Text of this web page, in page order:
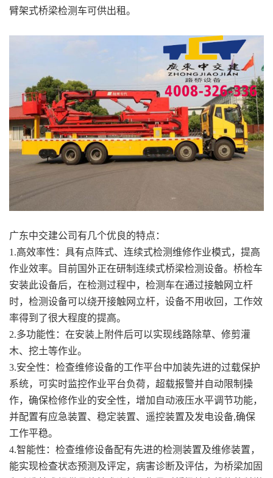
臂架式桥梁检测车可供出租。
广东中交建公司有几个优良的特点：
1.高效率性：具有点阵式、连续式检测维修作业模式，提高
作业效率。目前国外正在研制连续式桥梁检测设备。桥检车
安装此设备后，在检测过程中，检测车在通过接触网立杆
时，检测设备可以绕开接触网立杆，设备不用收回，工作效
率得到了很大程度的提高。
2.多功能性：在安装上附件后可以实现线路除草、修剪灌
木、挖土等作业。
3.安全性：检查维修设备的工作平台中加装先进的过载保护
系统，可实时监控作业平台负荷，超载报警并自动限制操
作，确保检修作业的安全性，增加自动液压水平调节功能，
并配置有应急装置、稳定装置、遥控装置及发电设备,确保
工作平稳。
4.智能性：检查维修设备配有先进的检测装置及维修装置，
能实现检查状态预测及评定，病害诊断及评估，为桥梁加固